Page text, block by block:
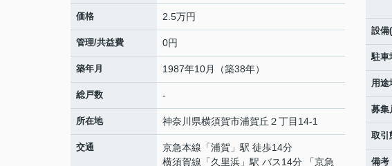
価格 2.5万円
管理/共益費 0円
築年月 1987年10月（築38年）
総戸数 -
所在地 神奈川県横須賀市浦賀丘 ２丁目14-1
交通 京急本線 「浦賀 」駅 徒歩14分
横須賀線 「久里浜 」駅 バス14分 「京急
設備
駐車
用途
募集
取引
備考